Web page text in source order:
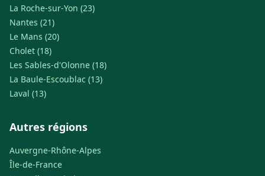
La Roche-sur-Yon (23)
Nantes (21)
Le Mans (20)
Cholet (18)
Les Sables-d'Olonne (18)
La Baule-Escoublac (13)
Laval (13)
Autres régions
Auvergne-Rhône-Alpes
Île-de-France